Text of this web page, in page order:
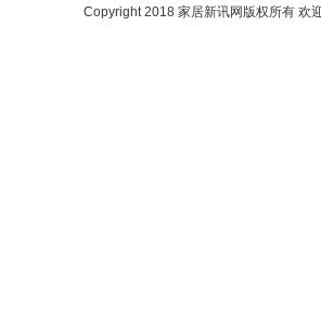
Copyright 2018 家居新讯网 版权所有 欢